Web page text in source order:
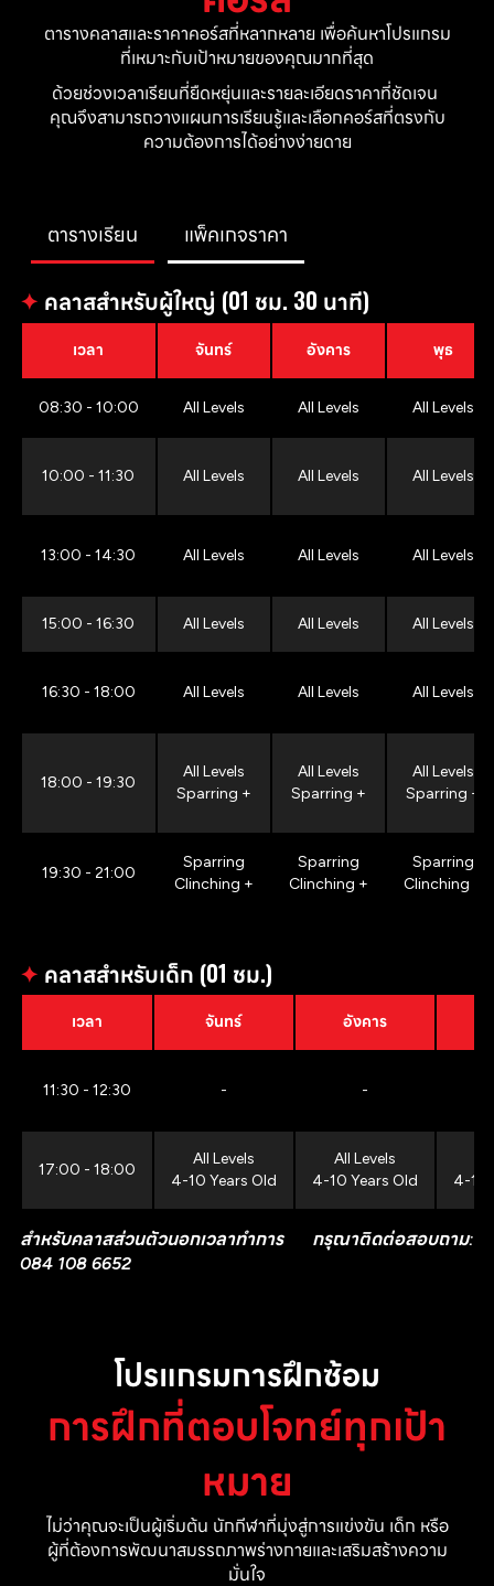
ตารางคลาสและราคาคอร์สที่หลากหลาย เพื่อค้นหาโปรแกรม
ที่เหมาะกับเป้าหมายของคุณมากที่สุด
ด้วยช่วงเวลาเรียนที่ยืดหยุ่นและรายละเอียดราคาที่ชัดเจน
คุณจึงสามารถวางแผนการเรียนรู้และเลือกคอร์สที่ตรงกับ
ความต้องการได้อย่างง่ายดาย
ตารางเรียน แพ็คเกจราคา
✦ คลาสสำหรับผู้ใหญ่ (01 ชม. 30 นาที)
เวลา จันทร์ อังคาร พุธ
08:30 - 10:00 All Levels All Levels All Levels
10:00 - 11:30 All Levels All Levels All Levels
13:00 - 14:30 All Levels All Levels All Levels
15:00 - 16:30 All Levels All Levels All Levels
16:30 - 18:00 All Levels All Levels All Levels
18:00 - 19:30
All Levels
Sparring +
All Levels
Sparring +
All Levels
Sparring +
19:30 - 21:00
Sparring
Clinching +
Sparring
Clinching +
Sparring
Clinching +
✦ คลาสสำหรับเด็ก (01 ชม.)
เวลา จันทร์ อังคาร
11:30 - 12:30 - -
17:00 - 18:00
All Levels
4-10 Years Old
All Levels
4-10 Years Old
4-10
สำหรับคลาสส่วนตัวนอกเวลาทำการ กรุณาติดต่อสอบถาม:
084 108 6652
โปรแกรมการฝึกซ้อม
การฝึกที่ตอบโจทย์ทุกเป้า
หมาย
ไม่ว่าคุณจะเป็นผู้เริ่มต้น นักกีฬาที่มุ่งสู่การแข่งขัน เด็ก หรือ
ผู้ที่ต้องการพัฒนาสมรรถภาพร่างกายและเสริมสร้างความ
มั่นใจ